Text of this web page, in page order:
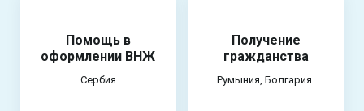
Помощь в
оформлении ВНЖ
Сербия
Получение
гражданства
Румыния, Болгария.